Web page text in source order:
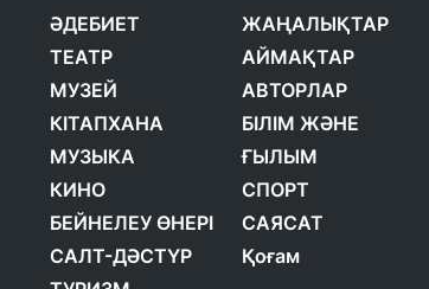
ӘДЕБИЕТ
ТЕАТР
МУЗЕЙ
КІТАПХАНА
МУЗЫКА
КИНО
БЕЙНЕЛЕУ ӨНЕРІ
САЛТ-ДӘСТҮР
ЖАҢАЛЫҚТАР
АЙМАҚТАР
АВТОРЛАР
БІЛІМ ЖӘНЕ
ҒЫЛЫМ
СПОРТ
САЯСАТ
Қоғам